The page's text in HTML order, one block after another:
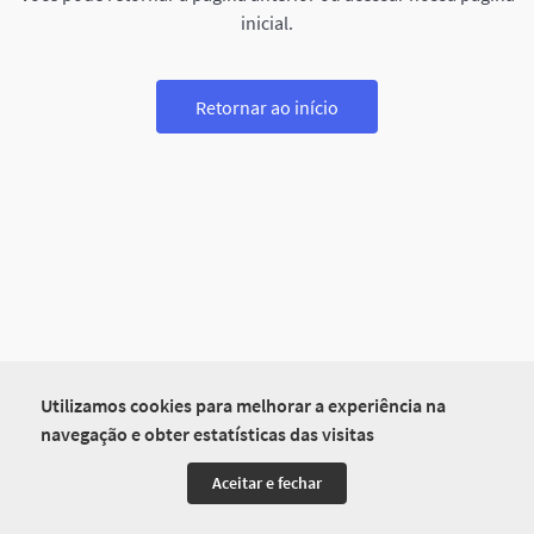
Utilizamos cookies para melhorar a experiência na
navegação e obter estatísticas das visitas
Aceitar e fechar
inicial.
Retornar ao início